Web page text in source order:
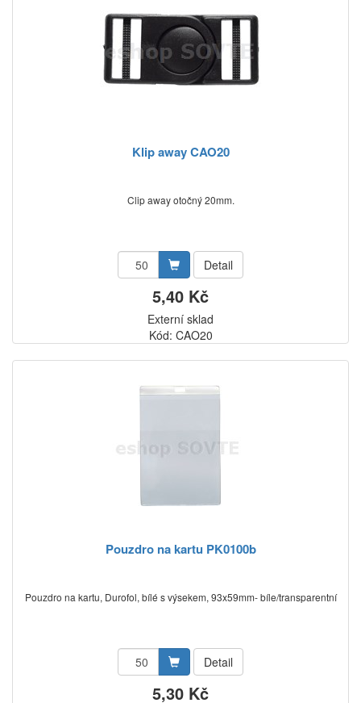
Klip away CAO20
Clip away otočný 20mm.
Detail
5,40 Kč
Externí sklad
Kód: CAO20
Pouzdro na kartu PK0100b
Pouzdro na kartu, Durofol, bílé s výsekem, 93x59mm- bíle/transparentní
Detail
5,30 Kč